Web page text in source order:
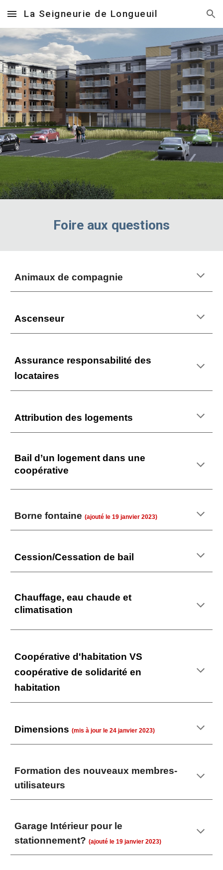
Skip to main content Skip to navigation
La Seigneurie de Longueuil
Foire aux questions
Animaux de compagnie
Ascenseur
Assurance responsabilité des
locataires
Attribution des logements
Bail d’un logement dans une
coopérative
Borne fontaine (ajouté le 19 janvier 2023)
Cession/Cessation de bail
Chauffage, eau chaude et
climatisation
Coopérative d'habitation VS
coopérative de solidarité en
habitation
Dimensions(mis à jour le24 janvier 2023)
Formation des nouveaux membres-
utilisateurs
Garage Intérieur pour le
stationnement?(ajouté le 19 janvier 2023)